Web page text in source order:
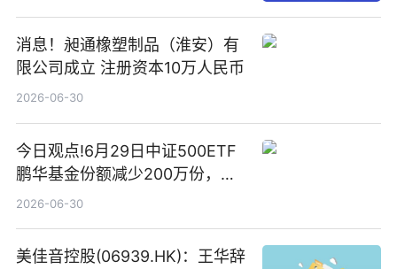
消息！昶通橡塑制品（淮安）有
限公司成立 注册资本10万人民币
2026-06-30
今日观点!6月29日中证500ETF
鹏华基金份额减少200万份，重
仓股亨通光电、赤峰黄金、佰维
2026-06-30
美佳音控股(06939.HK)：王华辞